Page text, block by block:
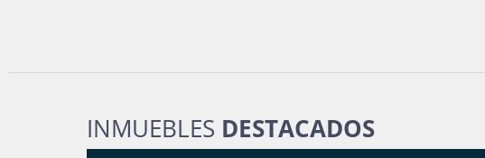
INMUEBLES DESTACADOS